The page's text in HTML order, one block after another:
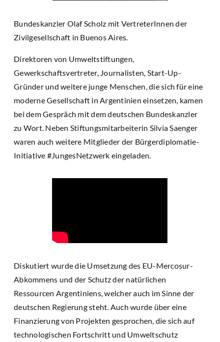
Bundeskanzler Olaf Scholz mit VertreterInnen der
Zivilgesellschaft in Buenos Aires.
Direktoren von Umweltstiftungen,
Gewerkschaftsvertreter, Journalisten, Start-Up-
Gründer und weitere junge Menschen, die sich für eine
moderne Gesellschaft in Argentinien einsetzen, kamen
bei dem Gespräch mit dem deutschen Bundeskanzler
zu Wort. Neben Stiftungsmitarbeiterin Silvia Saenger
waren auch weitere Mitglieder der Bürgerdiplomatie-
Initiative #JungesNetzwerk eingeladen.
Diskutiert wurde die Umsetzung des EU-Mercosur-
Abkommens und der Schutz der natürlichen
Ressourcen Argentiniens, welcher auch im Sinne der
deutschen Regierung steht. Auch wurde über eine
Finanzierung von Projekten gesprochen, die sich auf
technologischen Fortschritt und Umweltschutz